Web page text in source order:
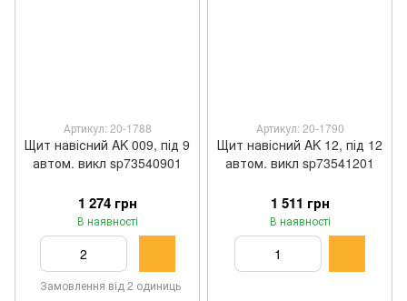
Артикул: 20-1788
Щит навісний AK 009, під 9
автом. викл sp73540901
1 274 грн
В наявності
Замовлення від 2 одиниць
Артикул: 20-1790
Щит навісний AK 12, під 12
автом. викл sp73541201
1 511 грн
В наявності